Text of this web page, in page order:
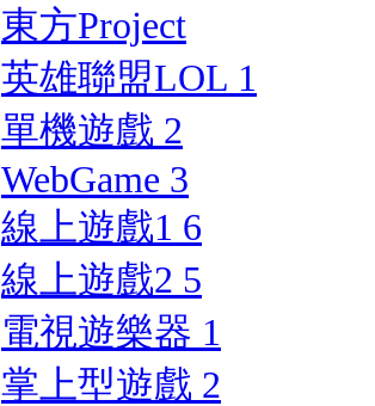
東方Project
英雄聯盟LOL 1
單機遊戲 2
WebGame 3
線上遊戲1 6
線上遊戲2 5
電視遊樂器 1
掌上型遊戲 2